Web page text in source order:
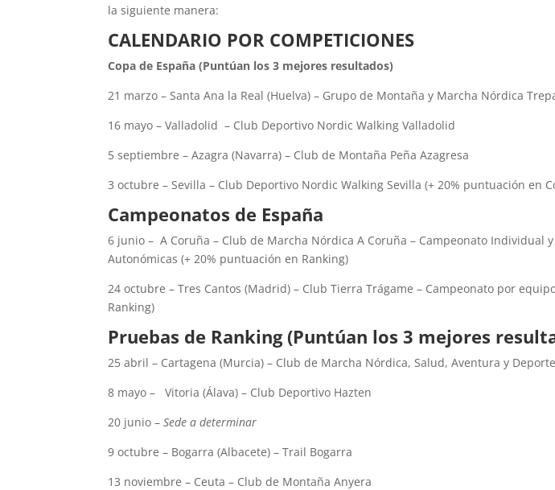
la siguiente manera:
CALENDARIO POR COMPETICIONES
Copa de España (Puntúan los 3 mejores resultados)
21 marzo – Santa Ana la Real (Huelva) – Grupo de Montaña y Marcha Nórdica
16 mayo – Valladolid – Club Deportivo Nordic Walking Valladolid
5 septiembre – Azagra (Navarra) – Club de Montaña Peña Azagresa
3 octubre – Sevilla – Club Deportivo Nordic Walking Sevilla (+ 20% puntuación en
Campeonatos de España
6 junio – A Coruña – Club de Marcha Nórdica A Coruña – Campeonato Individual
Autonómicas (+ 20% puntuación en Ranking)
24 octubre – Tres Cantos (Madrid) – Club Tierra Trágame – Campeonato por
Ranking)
Pruebas de Ranking (Puntúan los 3 mejores
25 abril – Cartagena (Murcia) – Club de Marcha Nórdica, Salud, Aventura y Deporte
8 mayo –
Vitoria (Álava) – Club Deportivo Hazten
20 junio –Sede a determinar
9 octubre – Bogarra (Albacete) – Trail Bogarra
13 noviembre – Ceuta – Club de Montaña Anyera